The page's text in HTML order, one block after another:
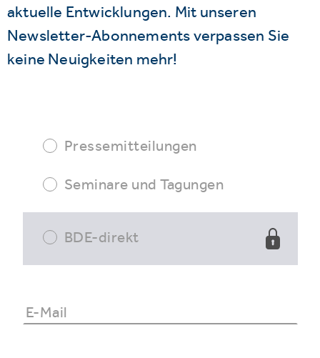
aktuelle Entwicklungen. Mit unseren
Newsletter-Abonnements verpassen Sie
keine Neuigkeiten mehr!
Pressemitteilungen
Seminare und Tagungen
BDE-direkt